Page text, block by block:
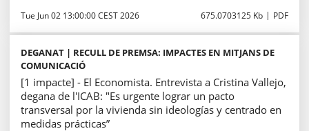
Tue Jun 02 13:00:00 CEST 2026 675.0703125 Kb PDF
DEGANAT | RECULL DE PREMSA: IMPACTES EN MITJANS DE
COMUNICACIÓ
[1 impacte] - El Economista. Entrevista a Cristina Vallejo,
degana de l'ICAB: "Es urgente lograr un pacto
transversal por la vivienda sin ideologías y centrado en
medidas prácticas”